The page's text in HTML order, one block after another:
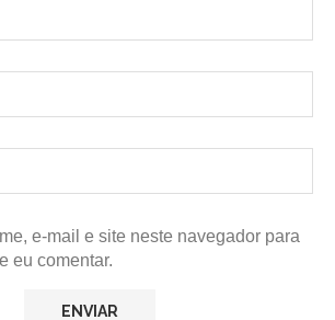
e-mail e site neste navegador para
eu comentar.